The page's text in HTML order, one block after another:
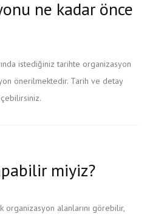
ne kadar önce
istediğiniz tarihte organizasyon
önerilmektedir. Tarih ve detay
miyiz?
alanlarını görebilir,